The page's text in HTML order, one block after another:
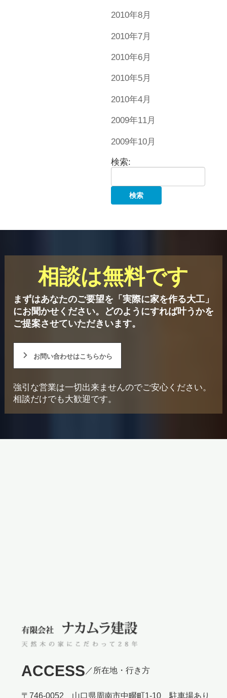
2010年8月
2010年7月
2010年6月
2010年5月
2010年4月
2009年11月
2009年10月
検索:
相談は無料です
まずはあなたのご要望を「実際に家を作る大工」
にお聞かせください。
どのようにすれば叶うかを
ご提案させていただきいます。
お問い合わせはこちらから
強引な営業は一切出来ませんのでご安心ください。
相談だけでも大歓迎です。
ACCESS ／所在地・行き方
〒746-0052 山口県周南市中畷町1-10 駐車場あり